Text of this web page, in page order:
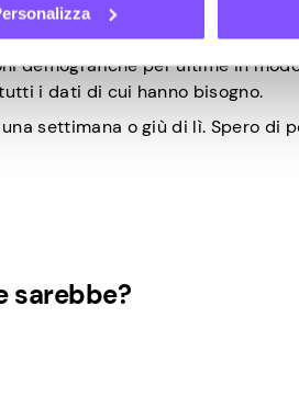
demografiche per ultime in
i dati di cui hanno bisogno.
settimana o giù di lì. Spero di
sarebbe?